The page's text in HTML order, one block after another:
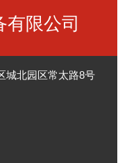
限公司
城北园区常太路8号